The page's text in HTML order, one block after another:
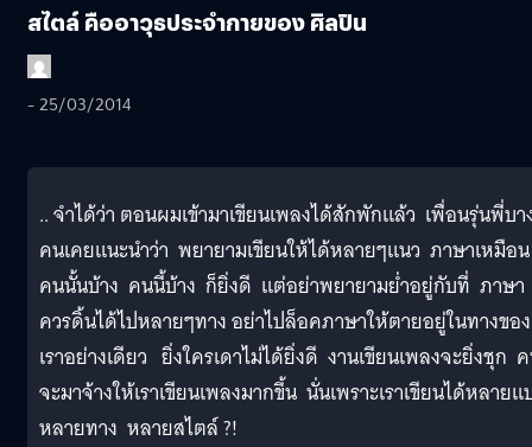
สไตล์ คืออาวุธประจำกายของ ศิลปิน
- 25/03/2014
.. จำได้ว่า ตอนผมเข้ามาเขียนเพลงได้สักพักแล้ว เพื่อนรุ่นพี่บา
คนเคยแนะนำว่า พยายามเขียนให้ได้หลายๆแนว ภาษาเหมือน
คนนั้นบ้าง คนนี้บ้าง ก็ยิ่งดี แต่อย่าพยายามย่ำอยู่กับที่ ภาษา
ควรดิ้นได้ไปหลายๆทาง อย่าไปล็อคภาษาให้ตายอยู่ในทางของ
เราอย่างเดียว ยิ่งใครเดาไม่ได้ยิ่งดี งานเขียนเพลงจะยิ่งชุก
จะมาจ้างให้เราเขียนเพลงมากขึ้น นั่นเพราะเราเขียนได้หลาย
หลายทาง หลายสไตล์ ?!